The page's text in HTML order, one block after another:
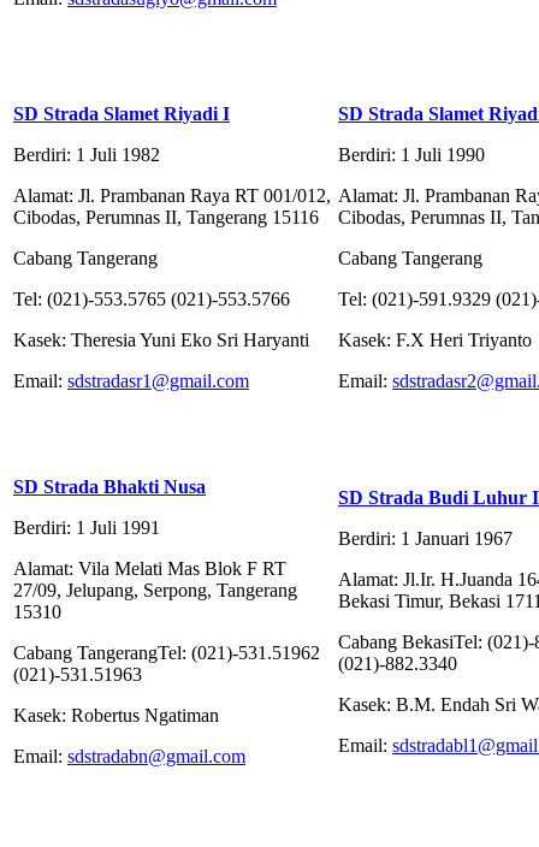
SD Strada Slamet Riyadi I
Berdiri: 1 Juli 1982
Alamat: Jl. Prambanan Raya RT 001/012,
Cibodas, Perumnas II, Tangerang 15116
Cabang Tangerang
Tel: (021)-553.5765 (021)-553.5766
Kasek: Theresia Yuni Eko Sri Haryanti
Email: sdstradasr1@gmail.com
SD Strada Slamet
Berdiri: 1 Juli 1990
Alamat: Jl. Prambanan
Cibodas, Perumnas II,
Cabang Tangerang
Tel: (021)-591.9329
Kasek: F.X Heri Triyanto
Email:
SD Strada Bhakti Nusa
Berdiri: 1 Juli 1991
Alamat: Vila Melati Mas Blok F RT
27/09, Jelupang, Serpong, Tangerang
15310
Cabang TangerangTel: (021)-531.51962
(021)-531.51963
Kasek: Robertus Ngatiman
Email: sdstradabn@gmail.com
SD Strada Budi Luhur I
Berdiri: 1 Januari 1967
Alamat: Jl.Ir. H.Juanda
Bekasi Timur, Bekasi
Cabang BekasiTel:
(021)-882.3340
Kasek: B.M. Endah Sri
Email: